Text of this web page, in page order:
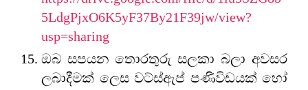
5LdgPjxO6K5yF37By21F39jw/view?
usp=sharing
ඔබ සපයන තොරතුරු සලකා බලා අවසර
ලබාදීමක් ලෙස වට්ස්ඇප් පණිවිඩයක් හෝ